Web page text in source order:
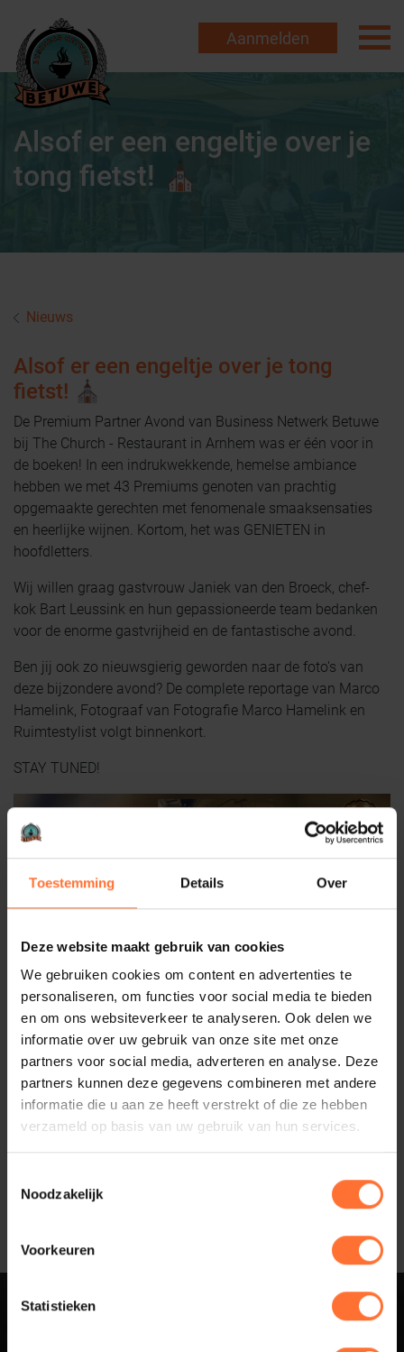
Toestemming Details Over
Deze website maakt gebruik van cookies
We gebruiken cookies om content en advertenties te
personaliseren, om functies voor social media te bieden
en om ons websiteverkeer te analyseren. Ook delen we
informatie over uw gebruik van onze site met onze
partners voor social media, adverteren en analyse. Deze
partners kunnen deze gegevens combineren met andere
informatie die u aan ze heeft verstrekt of die ze hebben
verzameld op basis van uw gebruik van hun services.
Noodzakelijk
Voorkeuren
Statistieken
Aanmelden
Alsof er een engeltje over je
tong fietst! ⛪️
Nieuws
Alsof er een engeltje over je tong
fietst! ⛪️
De Premium Partner Avond van Business Netwerk Betuwe
bij The Church - Restaurant in Arnhem was er één voor in
de boeken! In een indrukwekkende, hemelse ambiance
hebben we met 43 Premiums genoten van prachtig
opgemaakte gerechten met fenomenale smaaksensaties
en heerlijke wijnen. Kortom, het was GENIETEN in
hoofdletters.
Wij willen graag gastvrouw Janiek van den Broeck, chef-
kok Bart Leussink en hun gepassioneerde team bedanken
voor de enorme gastvrijheid en de fantastische avond.
Ben jij ook zo nieuwsgierig geworden naar de foto's van
deze bijzondere avond? De complete reportage van Marco
Hamelink, Fotograaf van Fotografie Marco Hamelink en
Ruimtestylist volgt binnenkort.
STAY TUNED!
Gepubliceerd:2025-10-09